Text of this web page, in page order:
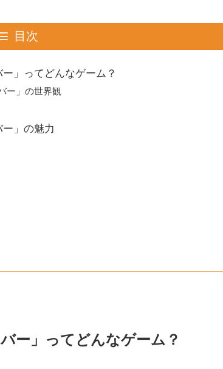
目次
」ってどんなゲーム？
ー」の世界観
ー」の魅力
ー」ってどんなゲーム？